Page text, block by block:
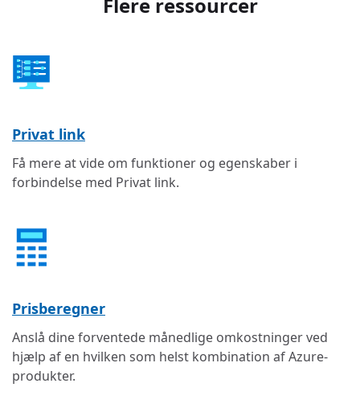
Flere ressourcer
Privat link
Få mere at vide om funktioner og egenskaber i
forbindelse med Privat link.
Prisberegner
Anslå dine forventede månedlige omkostninger ved
hjælp af en hvilken som helst kombination af Azure-
produkter.